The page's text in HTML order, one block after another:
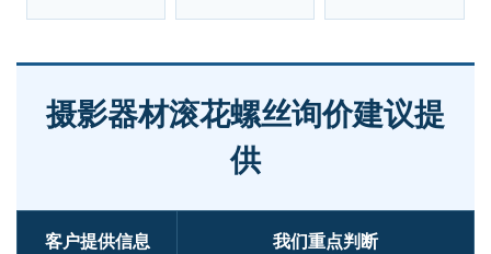
摄影器材滚花螺丝询价建议提
供
客户提供信息 我们重点判断